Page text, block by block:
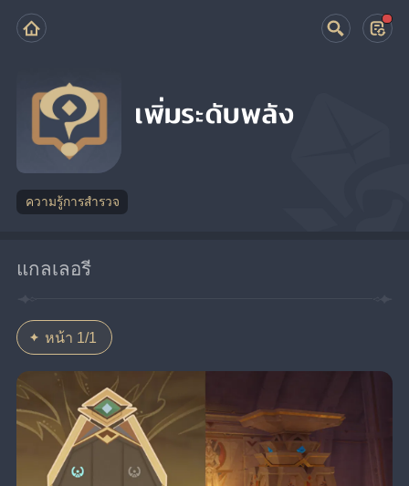
เพิ่มระดับพลัง
ความรู้การสำรวจ
แกลเลอรี
หน้า 1/1